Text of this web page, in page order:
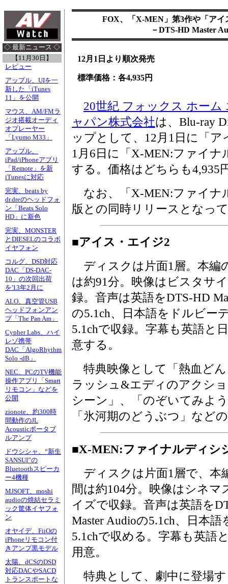
◇ 最新ニュース ◇
【11月30日】
レビュー
アップル、UIを一
新した「iTunes
11」を公開
マウス、AM/FMラ
ジオ搭載オーディ
オプレーヤー
「Lyumo M33」
アップル、
iPad/iPhoneアプリ
「Remote」を新
iTunesに対応
完実、beats by
dr.dreのヘッドフォ
ン「Beats Solo
HD」に新色
完実、MONSTER
とDIESELのコラボ
イヤフォン
コルグ、DSD対応
DAC「DS-DAC-
10」の次回出荷
を'13年2月に
ALO、真空管USB
ヘッドフォンアン
プ「The Pan Am」
Cypher Labs、ハイ
レゾ携帯
DAC「AlgoRhythm
Solo -dB」
NEC、PCのTV機能
操作アプリ「Smart
リモコン」などを
公開
zionote、約300時
間動作のJL
Acousticポータブ
ルアンプ
ドウシシャ、“新生
SANSUI”の
Bluetoothスピーカ
ー4機種
MJSOFT、moshi
audioの焼結セラミ
ック筐体イヤフォ
ン
オヤイデ、FiiOの
iPhoneリモコン付
きアンプ黒モデル
太陽、dCSのDSD
対応DACやSACD
トランスポートな
FOX、「X-MEN」第3作や「アイ
－DTS-HD Master
12月1日より順次発売
標準価格：各4,935円
20世紀 フォックス ホー
ャパン株式会社は、Blu-ray
ップとして、12月1日に「
1月6日に「X-MEN:ファイ
する。価格はどちらも4,935
なお、「X-MEN:ファイナ
版との同時リリースとなっ
■アイス・エイジ2
ディスクは片面1層。本編
は約91分。映像はビスタサ
録。音声は英語をDTS-HD
の5.1ch、日本語をドルビー
5.1chで収録。字幕も英語と
意する。
特典映像として「熱血ど
ラッシュ&エディのアクシ
シーン」、「のぞいてみよ
「氷河期のどうぶつ」など
■X-MEN:ファイナルディシ
ディスクは片面1層で、本
間は約104分。映像はシネマ
イズで収録。音声は英語を
Master Audioの5.1ch、日本語
5.1chで収める。字幕も英語
用意。
特典として、劇中に登場